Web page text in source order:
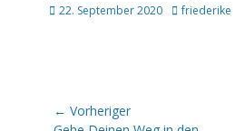
Posted
22. September 2020 Autor
friederike
Beitragsnavigation
← Vorheriger